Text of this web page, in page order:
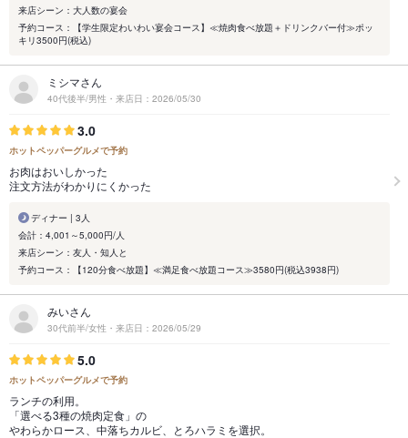
来店シーン：大人数の宴会
予約コース：【学生限定わいわい宴会コース】≪焼肉食べ放題＋ドリンクバー付≫ポッ
キリ3500円(税込)
ミシマさん
40代後半/男性・来店日：2026/05/30
3.0
ホットペッパーグルメで予約
お肉はおいしかった
注文方法がわかりにくかった
ディナー | 3人
会計：4,001～5,000円/人
来店シーン：友人・知人と
予約コース：【120分食べ放題】≪満足食べ放題コース≫3580円(税込3938円)
みいさん
30代前半/女性・来店日：2026/05/29
5.0
ホットペッパーグルメで予約
ランチの利用。
「選べる3種の焼肉定食」の
やわらかロース、中落ちカルビ、とろハラミを選択。